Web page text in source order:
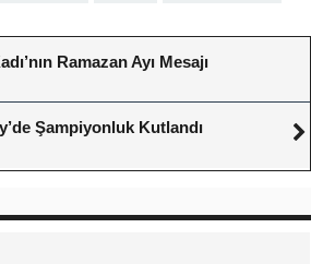
Ramazan Ayı Mesajı
Şampiyonluk Kutlandı